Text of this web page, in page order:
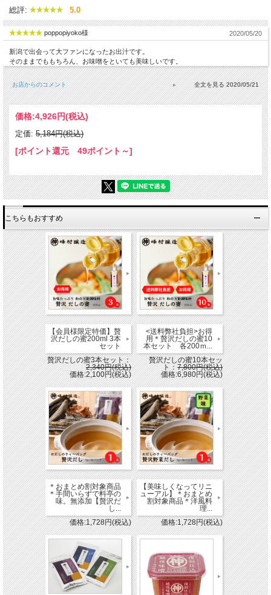
総評: 5.0
poppopiyoko様 2020/05/20
新潟で出会って大ファンになったお出汁です。
そのままでももちろん、お味噌をといても美味しいです。
お店からのコメント 2020/05/21
価格:4,926円(税込)
定価: 5,184円(税込)
[ポイント還元 49ポイント～]
こちらもおすすめ
【会員様限定特価】贅
沢だしの蜜200ml 3本
セット
贅沢だしの蜜3本セット：
2,340円(税込)
価格:2,100円(税込)
<送料弊社負担>お得
用＊贅沢だしの蜜10
本セット 各200ｍ...
贅沢だしの蜜10本セッ
ト：7,800円(税込)
価格:6,980円(税込)
＊おまとめ割対象商品
＊手間いらずで料亭の
味。無添加【贅沢だ
し...
価格:1,728円(税込)
【美味しくなってリニ
ューアル】＊おまとめ
割対象商品＊洋風料
理...
価格:1,728円(税込)